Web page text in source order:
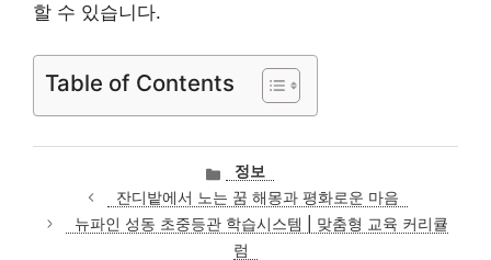
할 수 있습니다.
Table of Contents
카
테
고
리
정보
잔디밭에서 노는 꿈 해몽과 평화로운 마음
뉴파인 성동 초중등관 학습시스템 | 맞춤형 교육 커리큘
럼